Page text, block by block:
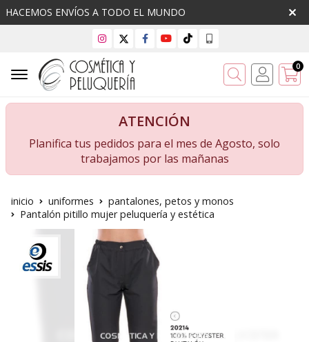
HACEMOS ENVÍOS A TODO EL MUNDO
Buscar 0
ATENCIÓN
Planifica tus pedidos para el mes de Agosto, solo
trabajamos por las mañanas
inicio uniformes
pantalones, petos y monos
Pantalón pitillo mujer peluquería y estética